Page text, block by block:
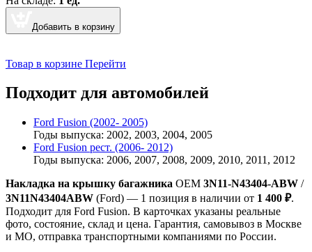
Добавить в корзину
Товар в корзине Перейти
Подходит для автомобилей
Ford Fusion (2002- 2005)
Годы выпуска: 2002, 2003, 2004, 2005
Ford Fusion рест. (2006- 2012)
Годы выпуска: 2006, 2007, 2008, 2009, 2010, 2011, 2012
Накладка на крышку багажника OEM 3N11-N43404-ABW /
3N11N43404ABW (Ford) — 1 позиция в наличии от 1 400 ₽.
Подходит для Ford Fusion. В карточках указаны реальные
фото, состояние, склад и цена. Гарантия, самовывоз в Москве
и МО, отправка транспортными компаниями по России.